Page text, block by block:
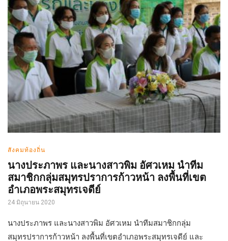
สังคมท้องถิ่น
นางประภาพร และนางสาวพิม อัศวเหม นำทีม
สมาชิกกลุ่มสมุทรปราการก้าวหน้า ลงพื้นที่เขต
อำเภอพระสมุทรเจดีย์
24 มิถุนายน 2020
นางประภาพร และนางสาวพิม อัศวเหม นำทีมสมาชิกกลุ่ม
สมุทรปราการก้าวหน้า ลงพื้นที่เขตอำเภอพระสมุทรเจดีย์ และ